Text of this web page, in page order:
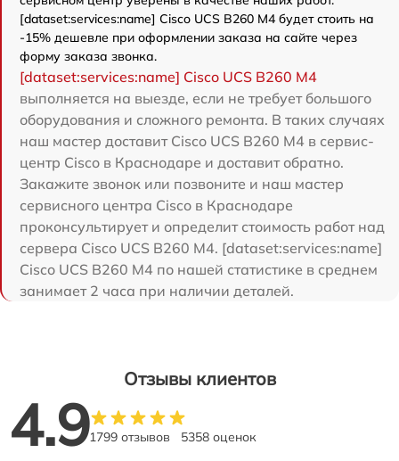
[dataset:services:name] Cisco UCS B260 M4 будет стоить на
-15% дешевле при оформлении заказа на сайте через
форму заказа звонка.
[dataset:services:name] Cisco UCS B260 M4
выполняется на выезде, если не требует большого
оборудования и сложного ремонта. В таких случаях
наш мастер доставит Cisco UCS B260 M4 в сервис-
центр Cisco в Краснодаре и доставит обратно.
Закажите звонок или позвоните и наш мастер
сервисного центра Cisco в Краснодаре
проконсультирует и определит стоимость работ над
сервера Cisco UCS B260 M4. [dataset:services:name]
Cisco UCS B260 M4 по нашей статистике в среднем
занимает 2 часа при наличии деталей.
Отзывы клиентов
4.91799 отзывов 5358 оценок